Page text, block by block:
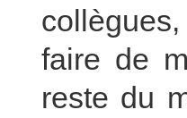
faire de
reste du